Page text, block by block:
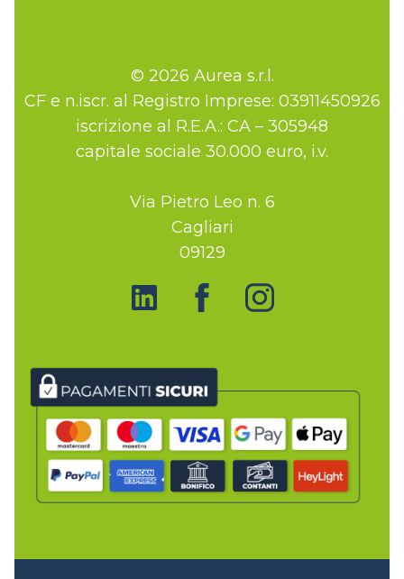
© 2026 Aurea s.r.l.
CF e n.iscr. al Registro Imprese: 03911450926
iscrizione al R.E.A.: CA – 305948
capitale sociale 30.000 euro, i.v.
Via Pietro Leo n. 6
Cagliari
09129